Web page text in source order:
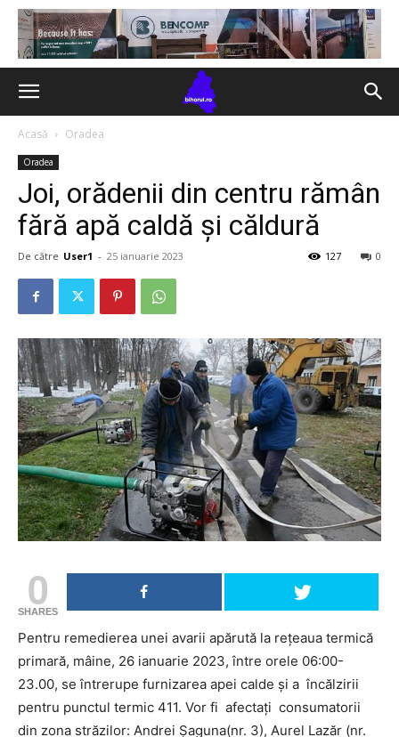
Acasă Oradea
Oradea
Joi, orădenii din centru rămân
fără apă caldă și căldură
De către User1 - 25 ianuarie 2023 0
127
0
SHARES
Pentru remedierea unei avarii apărută la rețeaua termică
primară, mâine, 26 ianuarie 2023, între orele 06:00-
23.00, se întrerupe furnizarea apei calde și a încălzirii
pentru punctul termic 411. Vor fi afectați consumatorii
din zona străzilor: Andrei Șaguna(nr. 3), Aurel Lazăr (nr.